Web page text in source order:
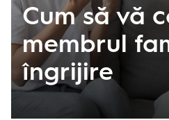
Cum să vă
membrul
îngrijire